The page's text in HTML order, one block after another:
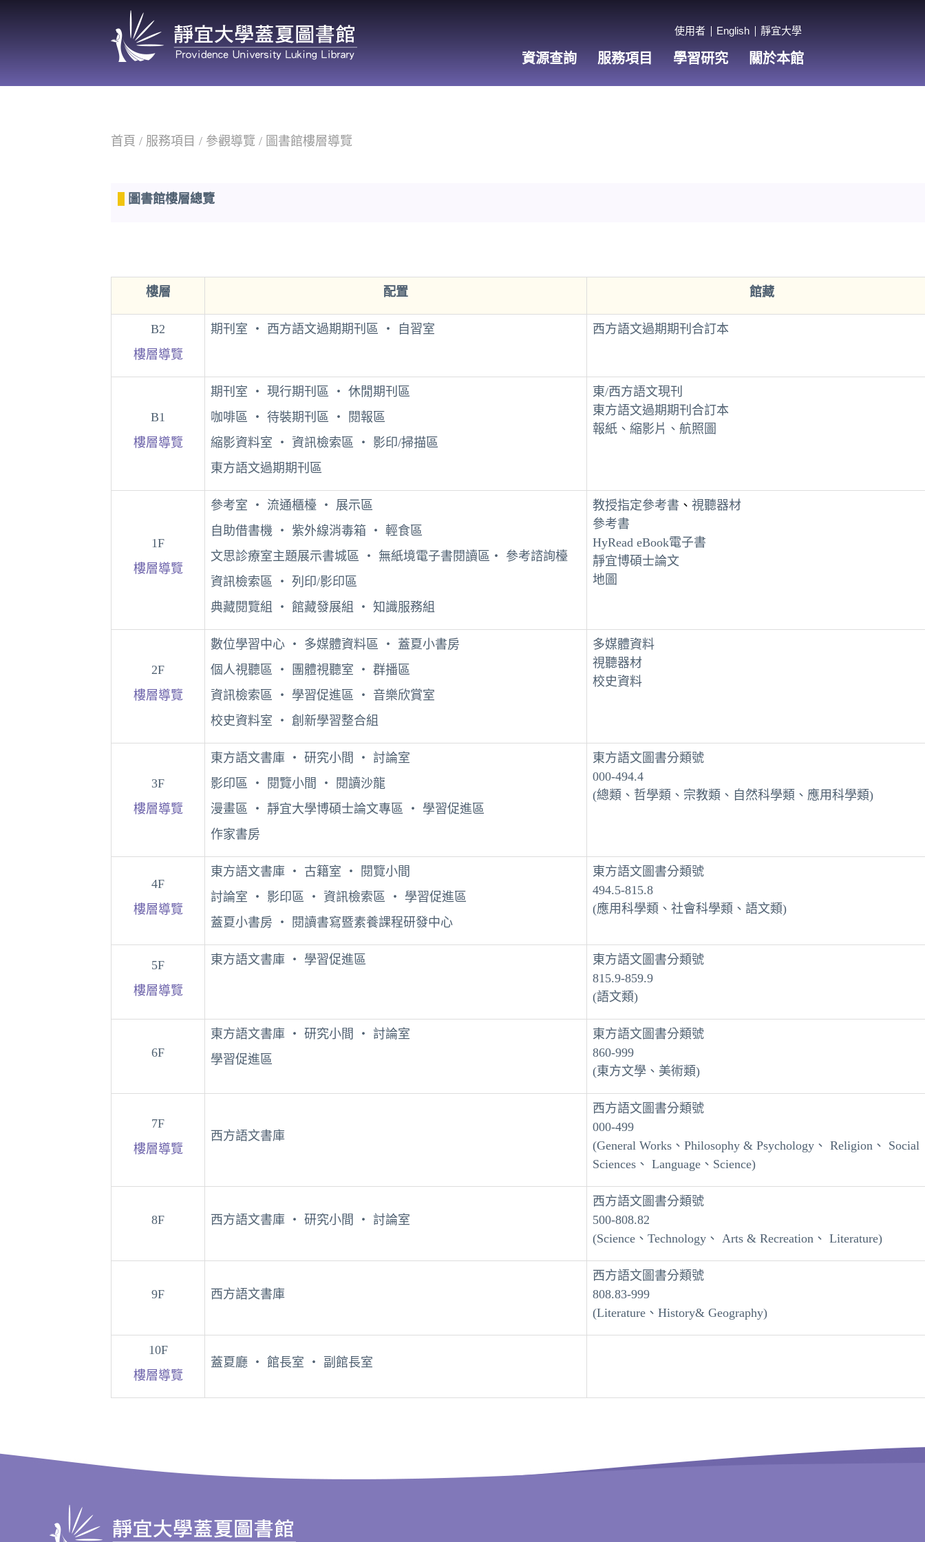
內
使用者 English 靜宜大學
資源查詢 服務項目 學習研究 關於本館
首頁 / 服務項目 / 參觀導覽 / 圖書館樓層導覽
圖書館樓層總覽
樓層 配置 館藏
B2
樓層導覽
期刊室 ‧ 西方語文過期期刊區 ‧ 自習室 西方語文過期期刊合訂本
B1
樓層導覽
期刊室 ‧ 現行期刊區 ‧ 休閒期刊區
咖啡區 ‧ 待裝期刊區 ‧ 閱報區
縮影資料室 ‧ 資訊檢索區 ‧ 影印/掃描區
東方語文過期期刊區
東/西方語文現刊
東方語文過期期刊合訂本
報紙、縮影片、航照圖
1F
樓層導覽
參考室 ‧ 流通櫃檯 ‧ 展示區
自助借書機 ‧ 紫外線消毒箱 ‧輕食區
文思診療室主題展示書城區 ‧ 無紙境電子書閱讀區 ‧ 參考諮詢檯
資訊檢索區 ‧ 列印/影印區
典藏閱覽組 ‧ 館藏發展組 ‧ 知識服務組
教授指定參考書 、視聽器材
參考書
HyRead eBook電子書
靜宜博碩士論文
地圖
2F
樓層導覽
數位學習中心 ‧ 多媒體資料區 ‧ 蓋夏小書房
個人視聽區 ‧ 團體視聽室
‧群播區
資訊檢索區
‧ 學習促進區 ‧ 音樂欣賞室
校史資料室
‧ 創新學習整合組
多媒體資料
視聽器材
校史資料
3F
樓層導覽
東方語文書庫 ‧ 研究小間 ‧ 討論室
影印區 ‧ 閱覽小間
‧ 閱讀沙龍
漫畫區
‧靜宜大學博碩士論文專區 ‧ 學習促進區
作家書房
東方語文圖書分類號
000-494.4
(總類、哲學類、宗教類、自然科學類、應用科學類)
4F
樓層導覽
東方語文書庫 ‧ 古籍室 ‧ 閱覽小間
討論室 ‧ 影印區
‧資訊檢索區 ‧ 學習促進區
蓋夏小書房
‧ 閱讀書寫暨素養課程研發中心
東方語文圖書分類號
494.5-815.8
(應用科學類、社會科學類、語文類)
5F
樓層導覽
東方語文書庫 ‧ 學習促進區
東方語文圖書分類號
815.9-859.9
(語文類)
6F
東方語文書庫 ‧ 研究小間 ‧ 討論室
學習促進區
東方語文圖書分類號
860-999
(東方文學、美術類)
7F
樓層導覽
西方語文書庫
西方語文圖書分類號
000-499
(General Works、Philosophy & Psychology、 Religion、 Social
Sciences、 Language、Science)
8F 西方語文書庫 ‧ 研究小間 ‧ 討論室
西方語文圖書分類號
500-808.82
(Science、Technology、 Arts & Recreation、 Literature)
9F 西方語文書庫
西方語文圖書分類號
808.83-999
(Literature、History& Geography)
10F
樓層導覽
蓋夏廳 ‧ 館長室 ‧ 副館長室